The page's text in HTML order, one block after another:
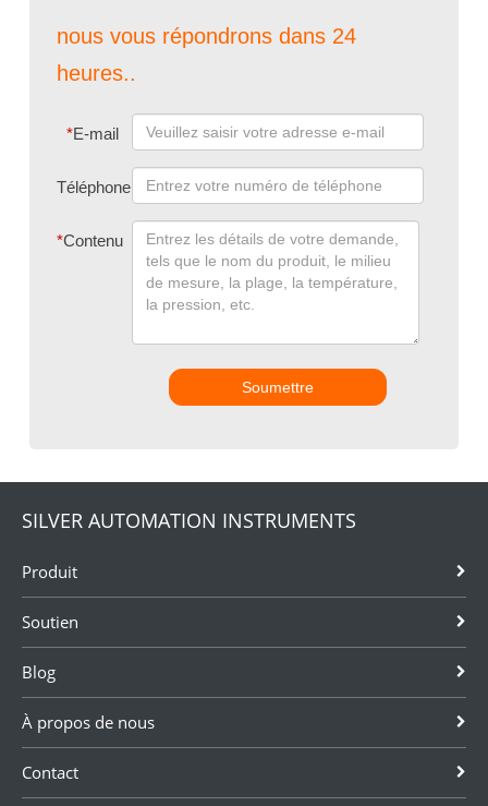
nous vous répondrons dans 24
heures..
*E-mail
Téléphone
*Contenu
Soumettre
SILVER AUTOMATION INSTRUMENTS
Produit
Soutien
Blog
À propos de nous
Contact